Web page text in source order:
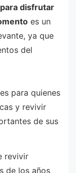
disfrutar
es un
ya que
del
para quienes
y revivir
de sus
revivir
de los años